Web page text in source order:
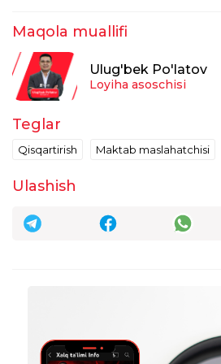
bu tanlov xamma xam
Doniyor Jo‘ranov
Assalomu aleykum
yakunlanganmi maktab
Javob
Maqola muallifi
Ulug'bek Po'latov
Loyiha asoschisi
Teglar
Qisqartirish Maktab maslahatchisi
Ulashish